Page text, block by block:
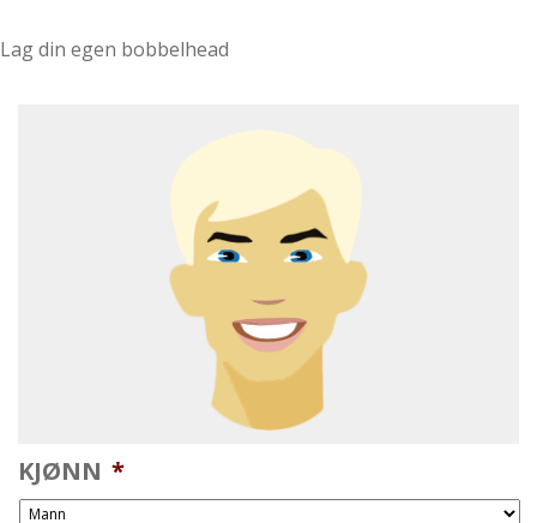
Lag din egen bobbelhead
KJØNN *